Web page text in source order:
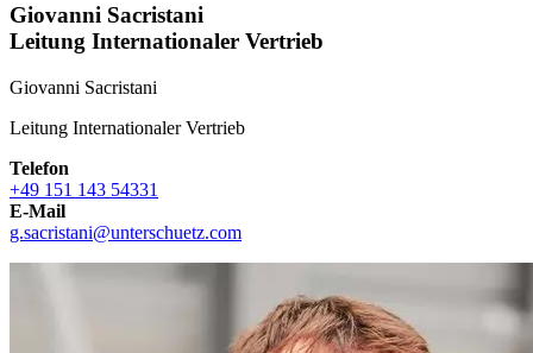
Giovanni Sacristani
Leitung Internationaler Vertrieb
Giovanni Sacristani
Leitung Internationaler Vertrieb
Telefon
+49 151 143 54331
E-Mail
g.sacristani@unterschuetz.com